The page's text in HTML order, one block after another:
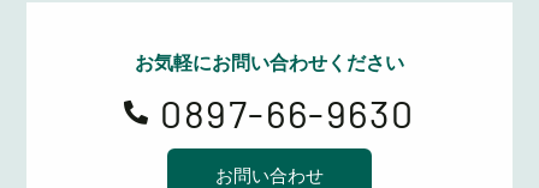
お気軽にお問い合わせください
 0897-66-9630
お問い合わせ